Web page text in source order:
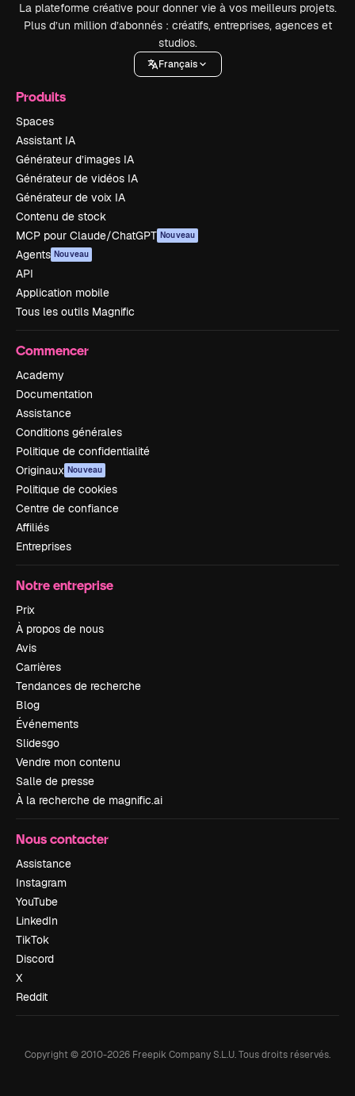
La plateforme créative pour donner vie à vos meilleurs projets.
Plus d’un million d’abonnés : créatifs, entreprises, agences et
studios.
Français
Produits
Spaces
Assistant IA
Générateur d’images IA
Générateur de vidéos IA
Générateur de voix IA
Contenu de stock
MCP pour Claude/ChatGPT Nouveau
Agents Nouveau
API
Application mobile
Tous les outils Magnific
Commencer
Academy
Documentation
Assistance
Conditions générales
Politique de confidentialité
Originaux Nouveau
Politique de cookies
Centre de confiance
Affiliés
Entreprises
Notre entreprise
Prix
À propos de nous
Avis
Carrières
Tendances de recherche
Blog
Événements
Slidesgo
Vendre mon contenu
Salle de presse
À la recherche de magnific.ai
Nous contacter
Assistance
Instagram
YouTube
LinkedIn
TikTok
Discord
X
Reddit
Copyright © 2010-2026 Freepik Company S.L.U.Tous droits réservés.